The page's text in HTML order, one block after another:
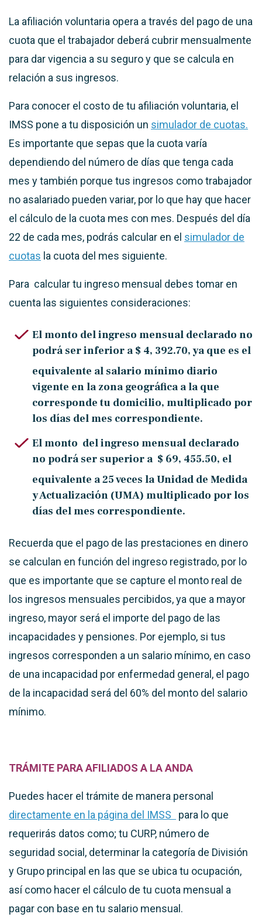
La afiliación voluntaria opera a través del pago de una
cuota que el trabajador deberá cubrir mensualmente
para dar vigencia a su seguro y que se calcula en
relación a sus ingresos.
Para conocer el costo de tu afiliación voluntaria, el
IMSS pone a tu disposición un simulador de cuotas.
Es importante que sepas que la cuota varía
dependiendo del número de días que tenga cada
mes y también porque tus ingresos como trabajador
no asalariado pueden variar, por lo que hay que hacer
el cálculo de la cuota mes con mes. Después del día
22 de cada mes, podrás calcular en el simulador de
cuotas la cuota del mes siguiente.
Para calcular tu ingreso mensual debes tomar en
cuenta las siguientes consideraciones:
El monto del ingreso mensual declarado no
podrá ser inferior a$ 4, 392.70, ya que es el
equivalente al salario mínimo diario
vigente en la zona geográfica a la que
corresponde tu domicilio, multiplicado por
los días del mes correspondiente.
El monto del ingreso mensual declarado
no podrá ser superior a $ 69, 455.50, el
equivalente a 25 veces la Unidad de Medida
y Actualización (UMA) multiplicado por los
días del mes correspondiente.
Recuerda que el pago de las prestaciones en dinero
se calculan en función del ingreso registrado, por lo
que es importante que se capture el monto real de
los ingresos mensuales percibidos, ya que a mayor
ingreso, mayor será el importe del pago de las
incapacidades y pensiones. Por ejemplo, si tus
ingresos corresponden a un salario mínimo, en caso
de una incapacidad por enfermedad general, el pago
de la incapacidad será del 60% del monto del salario
mínimo.
TRÁMITE PARA AFILIADOS A LA ANDA
Puedes hacer el trámite de manera personal
directamente en la página del IMSS
para lo que
requerirás datos como; tu CURP, número de
seguridad social, determinar la categoría de División
y Grupo principal en las que se ubica tu ocupación,
así como hacer el cálculo de tu cuota mensual a
pagar con base en tu salario mensual.